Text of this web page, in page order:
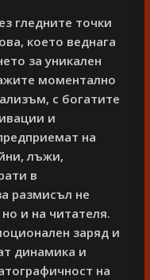
гледните точки
което веднага
за уникален
моментално
с богатите
и
на
лъжи,
в
размисъл не
и на читателя.
заряд и
динамика и
на